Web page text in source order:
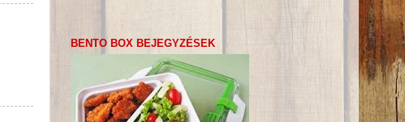
BENTO BOX BEJEGYZÉSEK